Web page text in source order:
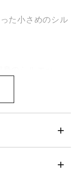
た小さめのシル